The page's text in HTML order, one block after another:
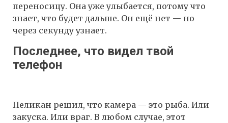
переносицу. Она уже улыбается, потому что
знает, что будет дальше. Он ещё нет — но
через секунду узнает.
Последнее, что видел твой
телефон
Пеликан решил, что камера — это рыба. Или
закуска. Или враг. В любом случае, этот